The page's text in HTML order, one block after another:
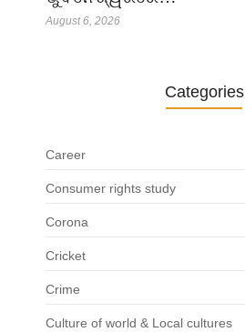
August 6, 2026
Categories
Career
Consumer rights study
Corona
Cricket
Crime
Culture of world & Local cultures